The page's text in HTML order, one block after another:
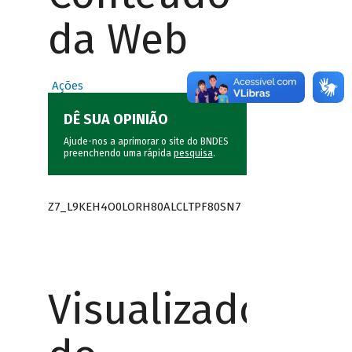
da Web
Ações
DÊ SUA OPINIÃO
Ajude-nos a aprimorar o site do BNDES
preenchendo uma rápida pesquisa.
Z7_L9KEH4O0LORH80ALCLTPF80SN7
Visualizador